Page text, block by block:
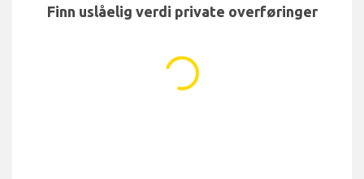
Finn uslåelig verdi private overføringer
...